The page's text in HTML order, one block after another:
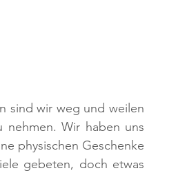
sind wir weg und weilen
nehmen. Wir haben uns
physischen Geschenke
gebeten, doch etwas